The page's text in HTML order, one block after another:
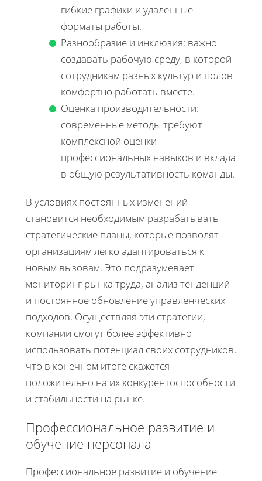
гибкие графики и удаленные
форматы работы.
Разнообразие и инклюзия: важно
создавать рабочую среду, в которой
сотрудникам разных культур и полов
комфортно работать вместе.
Оценка производительности:
современные методы требуют
комплексной оценки
профессиональных навыков и вклада
в общую результативность команды.
В условиях постоянных изменений
становится необходимым разрабатывать
стратегические планы, которые позволят
организациям легко адаптироваться к
новым вызовам. Это подразумевает
мониторинг рынка труда, анализ тенденций
и постоянное обновление управленческих
подходов. Осуществляя эти стратегии,
компании смогут более эффективно
использовать потенциал своих сотрудников,
что в конечном итоге скажется
положительно на их конкурентоспособности
и стабильности на рынке.
Профессиональное развитие и
обучение персонала
Профессиональное развитие и обучение